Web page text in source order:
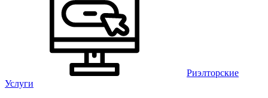
Риэлторские
Услуги